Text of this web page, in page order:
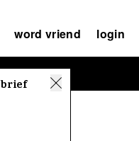
word vriend login